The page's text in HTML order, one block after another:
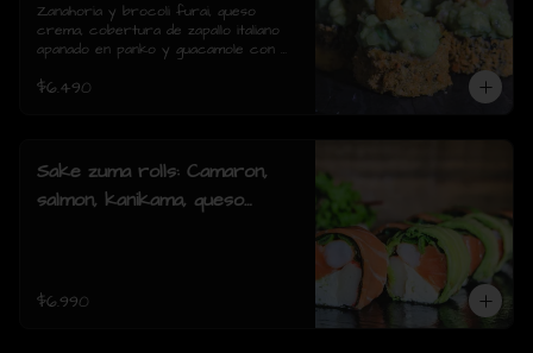
cobertura de zapallo italiano
apanado en panko y
(8 piezas)
Zanahoria y brocoli furai, queso
crema, cobertura de zapallo italiano
apanado en panko y guacamole con
$6.490
Sake zuma rolls: Camaron,
salmon, kanikama, queso
$6.990